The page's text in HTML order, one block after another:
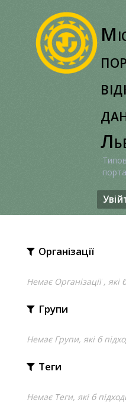
Організації
Немає Організації ,
Групи
Немає Групи, які б
Теги
Немає Теги, які б